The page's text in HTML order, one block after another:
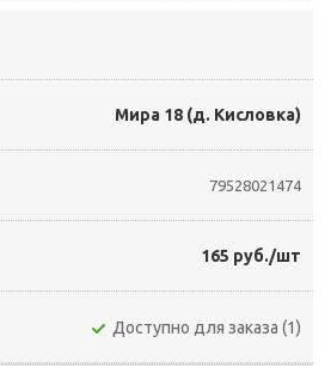
Мира 18 (д. Кисловка)
79528021474
165 руб./шт
Доступно для заказа (1)